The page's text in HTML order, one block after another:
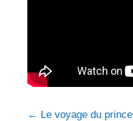
← Le voyage du prince